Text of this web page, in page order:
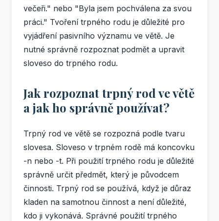
večeři." nebo "Byla jsem pochválena za svou
práci." Tvoření trpného rodu je důležité pro
vyjádření pasivního významu ve větě. Je
nutné správně rozpoznat podmět a upravit
sloveso do trpného rodu.
Jak rozpoznat trpný rod ve větě
a jak ho správně používat?
Trpný rod ve větě se rozpozná podle tvaru
slovesa. Sloveso v trpném rodě má koncovku
-n nebo -t. Při použití trpného rodu je důležité
správně určit předmět, který je původcem
činnosti. Trpný rod se používá, když je důraz
kladen na samotnou činnost a není důležité,
kdo ji vykonává. Správné použití trpného